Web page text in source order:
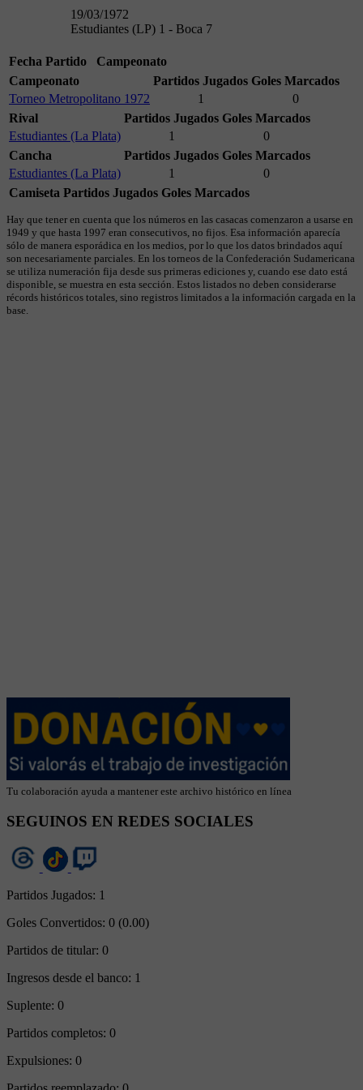
19/03/1972
Estudiantes (LP) 1 - Boca 7
Fecha Partido
Campeonato
Campeonato
Partidos Jugados Goles Marcados
Torneo Metropolitano 1972
1
0
Rival
Partidos Jugados Goles Marcados
Estudiantes (La Plata)
1
0
Cancha
Partidos Jugados Goles Marcados
Estudiantes (La Plata)
1
0
Camiseta Partidos Jugados Goles Marcados
Hay que tener en cuenta que los números en las casacas comenzaron a usarse en
1949 y que hasta 1997 eran consecutivos, no fijos. Esa información aparecía
sólo de manera esporádica en los medios, por lo que los datos brindados aquí
son necesariamente parciales. En los torneos de la Confederación Sudamericana
se utiliza numeración fija desde sus primeras ediciones y, cuando ese dato está
disponible, se muestra en esta sección. Estos listados no deben considerarse
récords históricos totales, sino registros limitados a la información cargada en la
base.
Tu colaboración ayuda a mantener este archivo histórico en línea
SEGUINOS EN REDES SOCIALES
Partidos Jugados: 1
Goles Convertidos: 0 (0.00)
Partidos de titular: 0
Ingresos desde el banco: 1
Suplente: 0
Partidos completos: 0
Expulsiones: 0